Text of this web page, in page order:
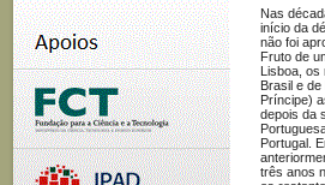
Nas
início da
não foi
Fruto de
Lisboa, os
Brasil e
Príncipe)
depois da
Portugal.
três anos